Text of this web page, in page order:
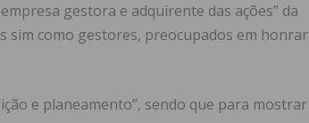
gestora e adquirente das ações” da
sim como gestores, preocupados em honrar
e planeamento”, sendo que para mostrar